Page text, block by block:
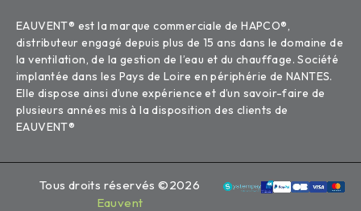
EAUVENT® est la marque commerciale de HAPCO®,
distributeur engagé depuis plus de 15 ans dans le domaine de
la ventilation, de la gestion de l’eau et du chauffage. Société
implantée dans les Pays de Loire en périphérie de NANTES.
Elle dispose ainsi d’une expérience et d’un savoir-faire de
plusieurs années mis à la disposition des clients de
EAUVENT®
Tous droits réservés ©2026
Eauvent